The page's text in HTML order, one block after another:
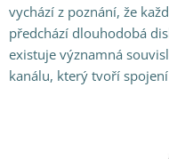
vychází z poznání, že
předchází dlouhodobá
existuje významná
kanálu, který tvoří